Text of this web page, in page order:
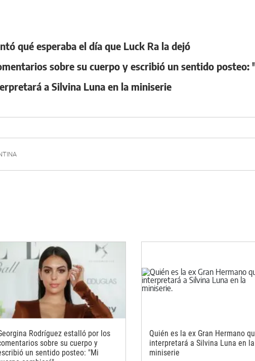
qué esperaba el día que Luck Ra la dejó
sobre su cuerpo y escribió un sentido
a Silvina Luna en la miniserie
Rodríguez estalló por los
sobre su cuerpo y
un sentido posteo: "Mi
Quién es la ex Gran Hermano
interpretará a Silvina Luna en la
miniserie